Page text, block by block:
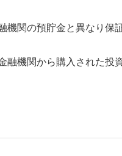
関の預貯金と異なり保
機関から購入された投